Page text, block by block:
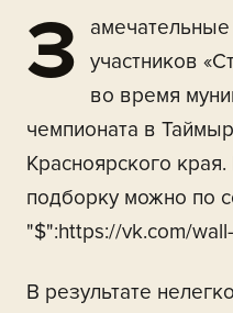
З
участников
во время
чемпионата в
Красноярского
подборку можно по
"$":https://vk.com/
В результате